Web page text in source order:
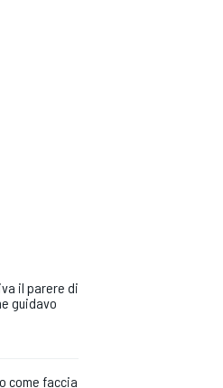
il parere di
guidavo
come faccia